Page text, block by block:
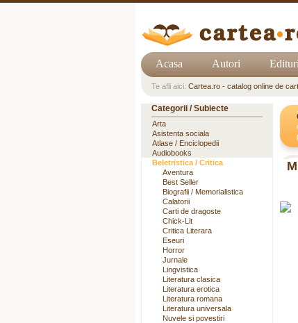
Acasa Autori Edituri
Te afli aici: Cartea.ro - catalog online de
Categorii / Subiecte
Arta
Asistenta sociala
Atlase / Enciclopedii
Audiobooks
Beletristica / Critica
Aventura
Best Seller
Biografii / Memorialistica
Calatorii
Carti de dragoste
Chick-Lit
Critica Literara
Eseuri
Horror
Jurnale
Lingvistica
Literatura clasica
Literatura erotica
Literatura romana
Literatura universala
Nuvele si povestiri